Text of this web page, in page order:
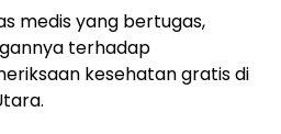
medis yang bertugas,
terhadap
kesehatan gratis di